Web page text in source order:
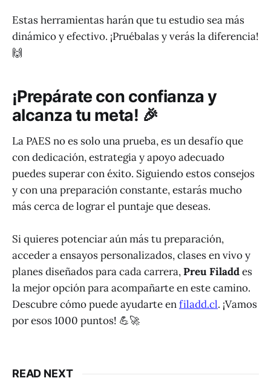
Estas herramientas harán que tu estudio sea más
dinámico y efectivo. ¡Pruébalas y verás la diferencia!
🙌
¡Prepárate con confianza y
alcanza tu meta! 🎉
La PAES no es solo una prueba, es un desafío que
con dedicación, estrategia y apoyo adecuado
puedes superar con éxito. Siguiendo estos consejos
y con una preparación constante, estarás mucho
más cerca de lograr el puntaje que deseas.
Si quieres potenciar aún más tu preparación,
acceder a ensayos personalizados, clases en vivo y
planes diseñados para cada carrera,Preu Filaddes
la mejor opción para acompañarte en este camino.
Descubre cómo puede ayudarte enfiladd.cl. ¡Vamos
por esos 1000 puntos! 💪🚀
READ NEXT